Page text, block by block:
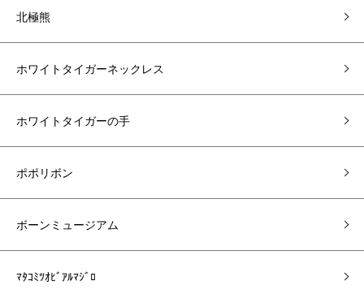
北極熊
ホワイトタイガーネックレス
ホワイトタイガーの手
ポポリボン
ボーンミュージアム
ﾏﾀｺﾐﾂｵﾋﾞｱﾙﾏｼﾞﾛ